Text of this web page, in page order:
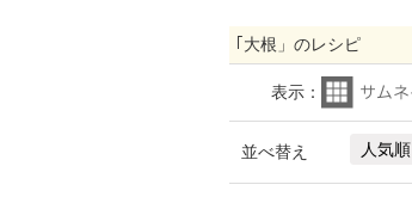
｢大根」のレシピ
表示：
並べ替え